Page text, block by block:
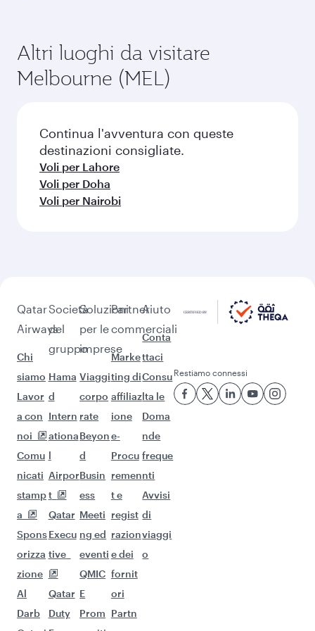
Altri luoghi da visitare
Melbourne (MEL)
Continua l'avventura con queste
destinazioni consigliate.
Voli per Lahore
Voli per Doha
Voli per Nairobi
Qatar
Airways
Chi
siamo
Lavor
a con
noi
Comu
nicati
stamp
a
Spons
orizza
zione
Al
Darb
Società
del
gruppo
Hama
d
Intern
ationa
l
Airpor
t
Qatar
Execu
tive
Qatar
Duty
Soluzioni
per le
imprese
Viaggi
corpo
rate
Beyon
d
Busin
ess
Meeti
ng ed
eventi
QMIC
E
Prom
Partner
commerciali
Marke
ting di
affiliaz
ione
e-
Procu
remen
t e
regist
razion
e dei
fornit
ori
Partn
Aiuto
Conta
ttaci
Consu
lta le
Doma
nde
freque
nti
Avvisi
di
viaggi
o
Restiamo connessi